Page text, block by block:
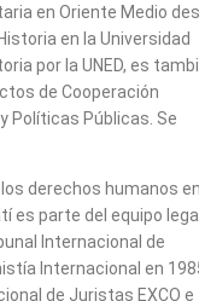
en Oriente Medio
en la Universidad
por la UNED, es
de Cooperación
Políticas Públicas. Se
derechos humanos
es parte del equipo
Internacional de
Internacional​ en
de Juristas EXCO e